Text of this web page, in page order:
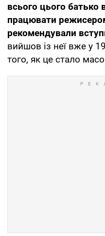
всього цього батько
працювати
рекомендували
вийшов із неї вже у
того, як це стало